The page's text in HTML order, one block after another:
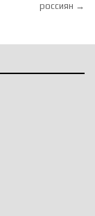
россиян →